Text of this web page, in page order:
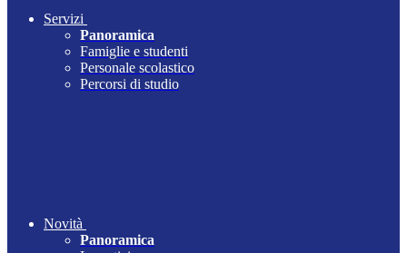
Servizi
Panoramica
Famiglie e studenti
Personale scolastico
Percorsi di studio
Novità
Panoramica